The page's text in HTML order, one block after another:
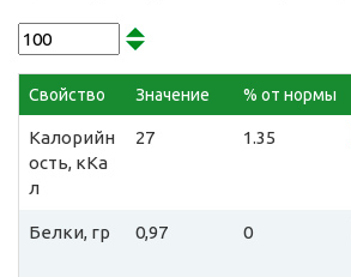
Свойство Значение % от нормы
Калорийн
ость, кКа
л
27 1.35
Белки, гр 0,97 0